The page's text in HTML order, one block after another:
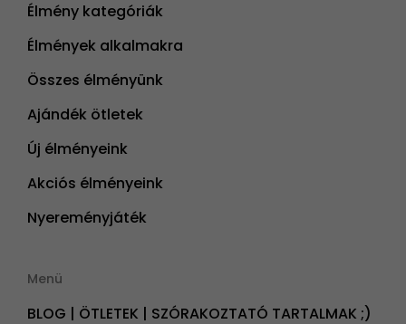
Élmény kategóriák
Élmények alkalmakra
Összes élményünk
Ajándék ötletek
Új élményeink
Akciós élményeink
Nyereményjáték
Menü
BLOG | ÖTLETEK | SZÓRAKOZTATÓ TARTALMAK ;)